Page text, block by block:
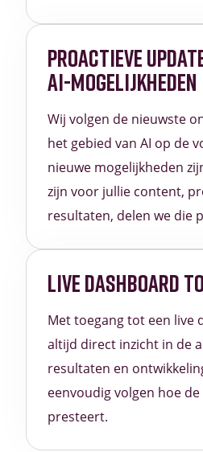
PROACTIEVE
AI-MOGELIJKHEDEN
Wij volgen de nieuwste
het gebied van AI op de
nieuwe mogelijkheden
zijn voor jullie content,
resultaten, delen we die
LIVE DASHBOARD
Met toegang tot een live
altijd direct inzicht in de
resultaten en
eenvoudig volgen hoe
presteert.